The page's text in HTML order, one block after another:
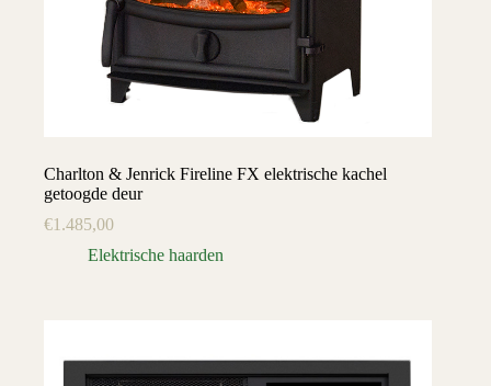
Charlton & Jenrick Fireline FX elektrische kachel
getoogde deur
€1.485,00
Elektrische haarden